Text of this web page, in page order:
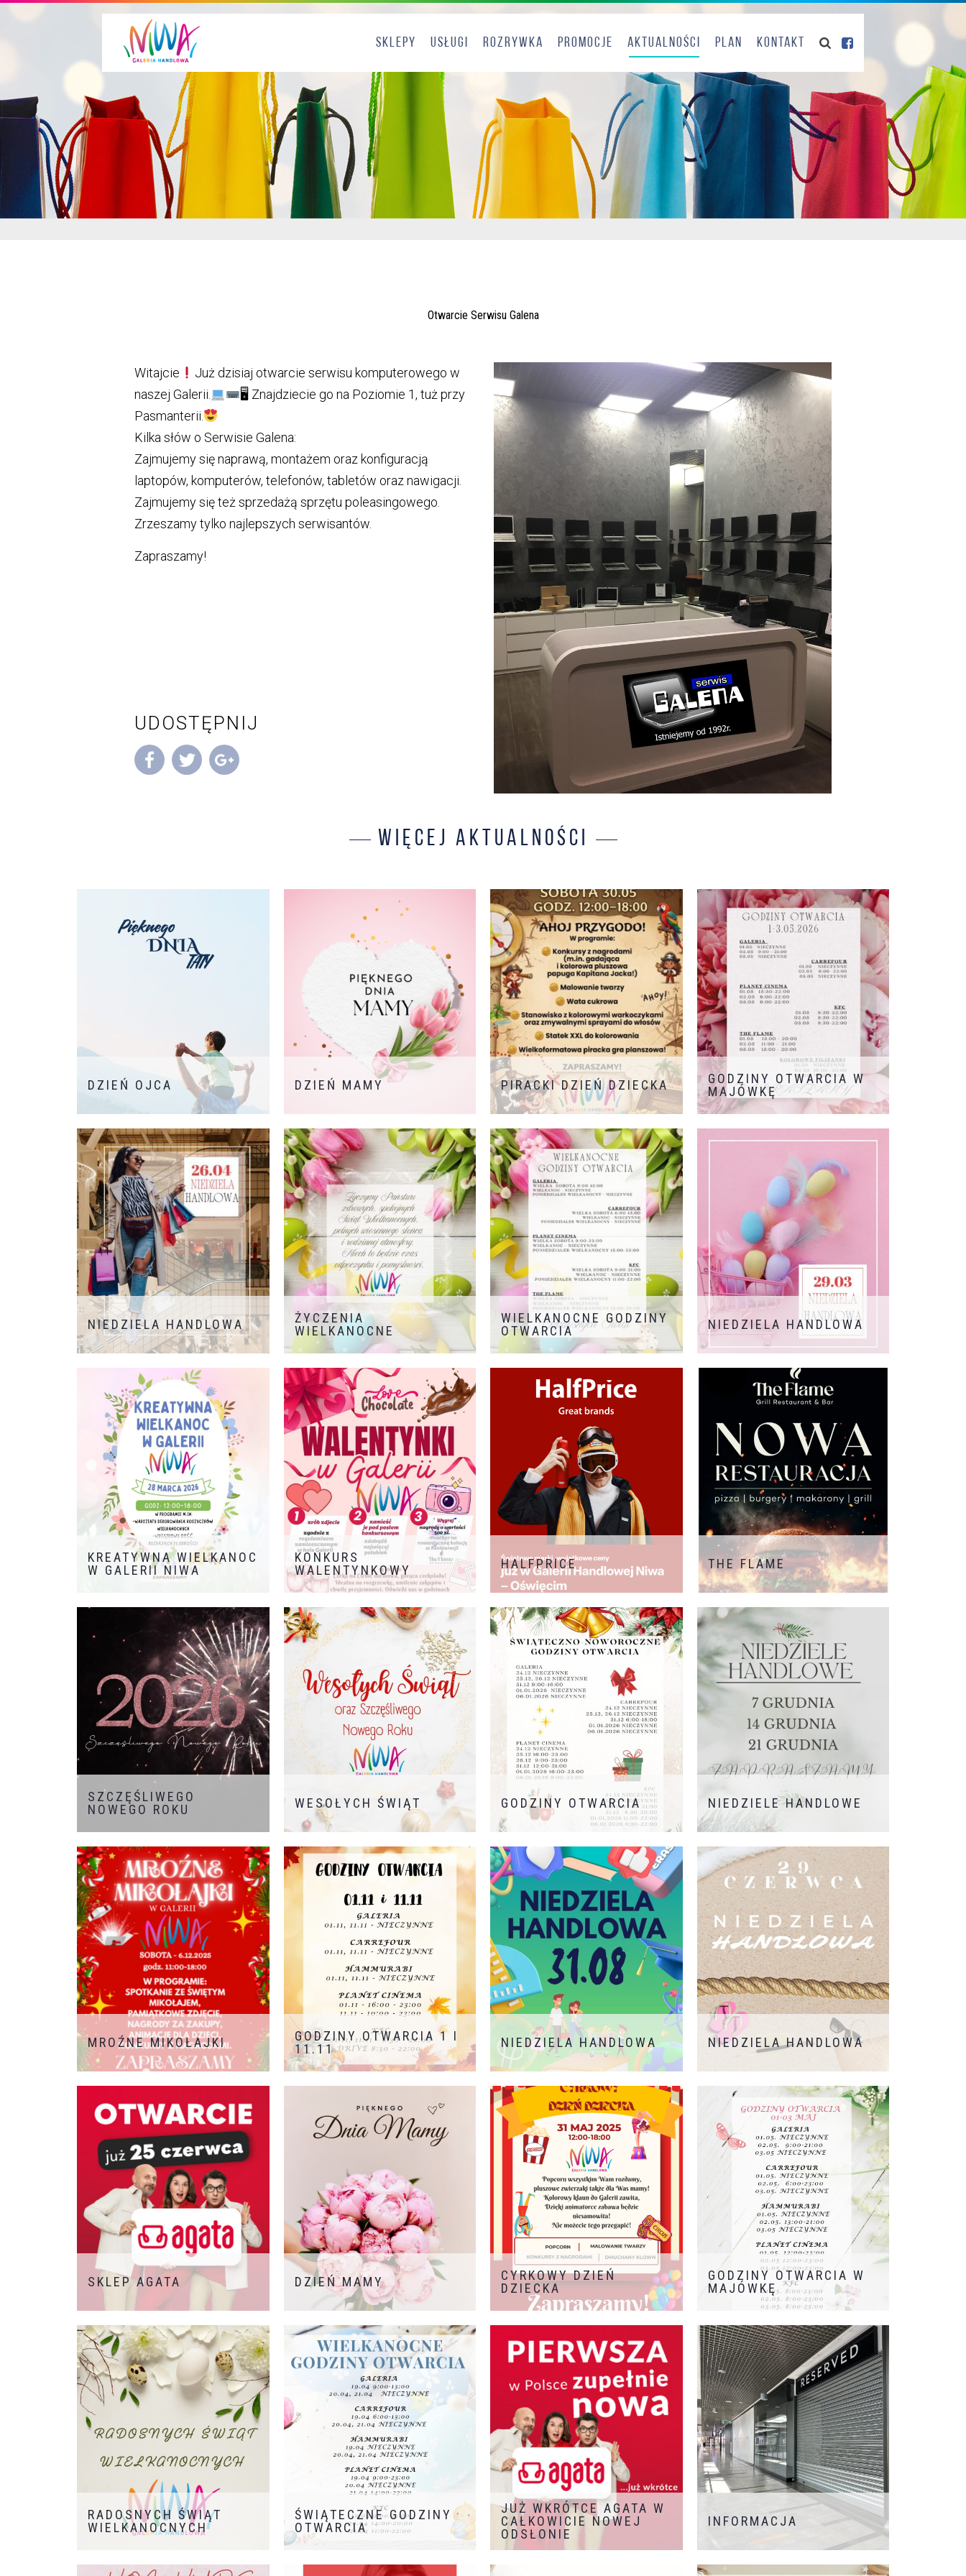
Sklepy Usługi Rozrywka Promocje Aktualności Plan Kontakt
Otwarcie Serwisu Galena
Witajcie
Już dzisiaj otwarcie serwisu komputerowego w
naszej Galerii.
🖥 Znajdziecie go na Poziomie 1, tuż przy
Pasmanterii.
Kilka słów o Serwisie Galena:
Zajmujemy się naprawą, montażem oraz konfiguracją
laptopów, komputerów, telefonów, tabletów oraz nawigacji.
Zajmujemy się też sprzedażą sprzętu poleasingowego.
Zrzeszamy tylko najlepszych serwisantów.
Zapraszamy!
UDOSTĘPNIJ
WIĘCEJ AKTUALNOŚCI
DZIEŃ OJCA
W dniu dzisiejszym, świętując Dzień
Ojca, pragniemy złożyć wszystkim
Panom najlepsze życzenia. Niech ten
czas będzie dla Was chwilą
zasłużonego odpoczynku, pełną
radości z sukcesów dzieci oraz wielu
powodów do dumy. Życzymy
zdrowia, wszelkiej pomyślności oraz
nieustającej energii w życiu
osobistym i zawodowym.
DZIEŃ MAMY
Z okazji Dnia Mamy, życzymy
wszystkim Mamom radości,
uśmiechu oraz mnóstwa wspaniałych
i spokojnych chwil. Jesteście
źródłem siły, miłości i
niewyczerpanej inspiracji.
PIRACKI DZIEŃ DZIECKA
GODZINY OTWARCIA W
MAJÓWKĘ
Informujemy, że w dniach 1 i 3 maja
pracujemy w zmienionych godzinach.
W pozostałe dni zapraszamy
standardowo! Udanej zabawy i
pięknej, wiosennej pogody dla
NIEDZIELA HANDLOWA
ZAPRASZAMY NA ZAKUPY
RÓWNIEŻ W NAJBLIŻSZĄ NIEDZIELĘ
HANDLOWĄ TJ 26.04
ŻYCZENIA
WIELKANOCNE
WIELKANOCNE GODZINY
OTWARCIA
NIEDZIELA HANDLOWA
Planujecie zakupy? Mamy świetną
wiadomość! W najbliższą niedzielę
nasza galeria jest OTWARTA!
godzinach 10:00 – 20:00
KREATYWNA WIELKANOC
W GALERII NIWA
Wielkanoc Niespodzianek dla
Klientów szykujemy, Najsłodsze w
mieście krówki także rozdajemy!
Koszyczki na święconkę razem
ozdobimy, Cudowny czas rodzinnie w
Galerii Niwa spędzimy!
KONKURS
WALENTYNKOWY
KONKURS WALENTYNKOWY –
WYGRAJ KOLACJĘ DLA DWOJGA!
Z okazji Walentynek mamy dla
Was konkurs, w którym nagrodą
główną jest voucher na romantyczną
kolację do Restauracji THE FLAME
oraz dwa bilety do Kina Planet
Cinema. Miłość najlepiej smakuje
przy dobrym stole
Wyobraźcie
sobie wieczór, nastrojowa muzyka,
pyszne jedzenie i Wy!
wygrać? […]
HALFPRICE THE FLAME
Z radością informujemy, że
restauracja
The Flame
OTWARTA! To miejsce, gdzie smak
spotyka się z pasją, a każdy posiłek
tworzymy z najwyższej jakości
składników. Przyjdź, poznaj nasze
menu i świętuj z nami ten wyjątkowy
Czekają na Was pyszne
Do zobaczenia!
SZCZĘŚLIWEGO
NOWEGO ROKU
WESOŁYCH ŚWIĄT GODZINY OTWARCIA
Przedstawiamy świąteczne godziny
otwarcia.
NIEDZIELE HANDLOWE
MROŹNE MIKOŁAJKI
Zapraszamy wszystkie Dzieci
na Mroźne Mikołajki, które
odbędą się już W SOBOTĘ –
6.12.2025 w godzinach 11:00-18:00
W programie m.in.:
spotkanie ze Świętym Mikołajek
pamiątkowe zdjęcie
nagrody
za zakupy
animacje dla Dzieci
konkursy z nagrodami
ZAPRASZAMY
GODZINY OTWARCIA 1 I
11.11
NIEDZIELA HANDLOWA
31.08 NIEDZIELA HANDLOWA
NIEDZIELA HANDLOWA
SKLEP AGATA
Już w najbliższą środę, 25 czerwca
zostanie otwarty sklep Agata –
pierwszy w Polsce, mniejszy format
należący do popularnej marki
aranżacji wnętrz. W nowym sklepie
znajdzie się bogata oferta dodatków i
dekoracji dla domu. Na Klientów
czekać będą m.in. specjalne akcje
promocyjne i dedykowana gazetka z
rabatami. Zapraszamy do Galerii Niwa
na poziom I.
DZIEŃ MAMY
CYRKOWY DZIEŃ
DZIECKA
CYRKOWY DZIEŃ DZIECKA!
Tego jeszcze nie było!
Zaczynamy świętowanie w iście
cyrkowym wydaniu!
Nie
możecie tego przegapić!
Zapraszamy do GALERII NIWA!
Start 31.05.2025r. godz. 12:00!
GODZINY OTWARCIA W
MAJÓWKĘ
RADOSNYCH ŚWIĄT
WIELKANOCNYCH
ŚWIĄTECZNE GODZINY
OTWARCIA
JUŻ WKRÓTCE AGATA W
CAŁKOWICIE NOWEJ
ODSŁONIE
INFORMACJA